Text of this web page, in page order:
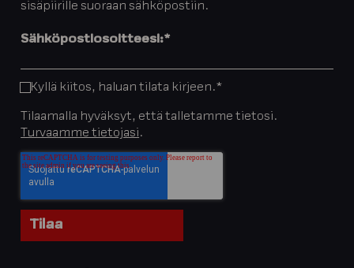
sisäpiirille suoraan sähköpostiin.
Sähköpostiosoitteesi:*
Kyllä kiitos, haluan tilata kirjeen.*
Tilaamalla hyväksyt, että talletamme tietosi.
Turvaamme tietojasi .